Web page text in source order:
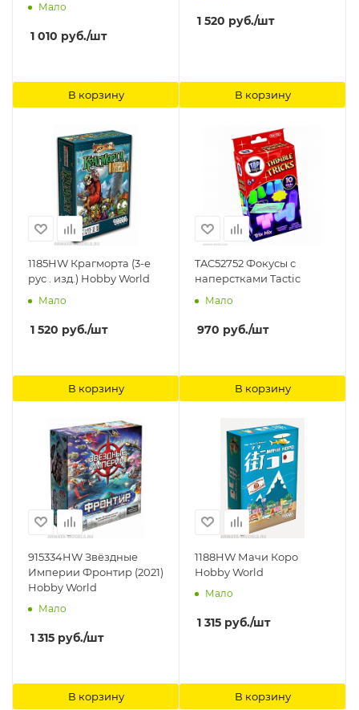
Мало
1 010 руб./шт
В корзину
1 520 руб./шт
В корзину
1185HW Крагморта (3-е
рус . изд.) Hobby World
Мало
1 520 руб./шт
В корзину
TAC52752 Фокусы с
наперстками Tactic
Мало
970 руб./шт
В корзину
915334HW Звёздные
Империи Фронтир (2021)
Hobby World
Мало
1 315 руб./шт
В корзину
1188HW Мачи Коро
Hobby World
Мало
1 315 руб./шт
В корзину